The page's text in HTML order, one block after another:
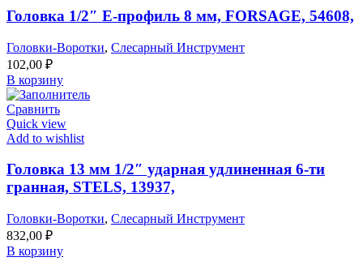
Головка 1/2″ Е-профиль 8 мм, FORSAGE, 54608,
Головки-Воротки, Слесарный Инструмент
102,00 ₽
В корзину
Сравнить
Quick view
Add to wishlist
Головка 13 мм 1/2″ ударная удлиненная 6-ти
гранная, STELS, 13937,
Головки-Воротки, Слесарный Инструмент
832,00 ₽
В корзину